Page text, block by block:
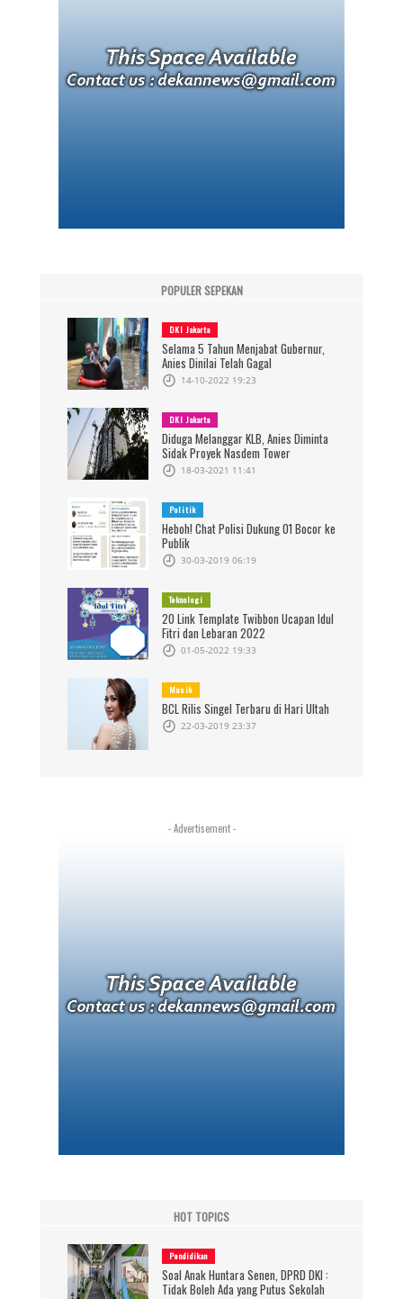
POPULER SEPEKAN
DKI Jakarta
Selama 5 Tahun Menjabat Gubernur,
Anies Dinilai Telah Gagal
14-10-2022 19:23
DKI Jakarta
Diduga Melanggar KLB, Anies Diminta
Sidak Proyek Nasdem Tower
18-03-2021 11:41
Politik
Heboh! Chat Polisi Dukung 01 Bocor ke
Publik
30-03-2019 06:19
Teknologi
20 Link Template Twibbon Ucapan Idul
Fitri dan Lebaran 2022
01-05-2022 19:33
Musik
BCL Rilis Singel Terbaru di Hari Ultah
22-03-2019 23:37
- Advertisement -
HOT TOPICS
Pendidikan
Soal Anak Huntara Senen, DPRD DKI :
Tidak Boleh Ada yang Putus Sekolah